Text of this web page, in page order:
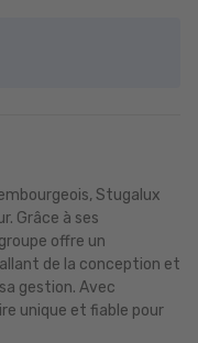
Stugalux
Grâce à ses
offre un
de la conception et
gestion. Avec
unique et fiable pour